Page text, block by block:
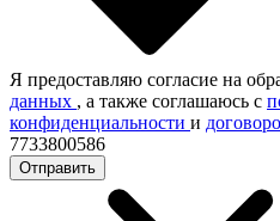
Я предоставляю согласие на
данных , а также соглашаюсь с
конфиденциальности и
7733800586
Отправить